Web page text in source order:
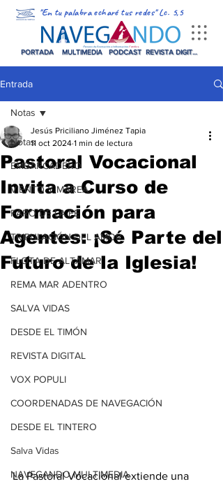
"En tu palabra echaré tus redes" Lc. 5,5
PORTADA MULTIMEDIA PODCAST REVISTA DIGITAL
Entrada
Notas
EMBARCADERO
VIENTO Y MAREA
FARO DE LA FE
TRIPULACIÓN DEL AMOR
FLOTA DE ALTAMAR
REMA MAR ADENTRO
SALVA VIDAS
DESDE EL TIMÓN
REVISTA DIGITAL
VOX POPULI
COORDENADAS DE NAVEGACIÓN
DESDE EL TINTERO
Salva Vidas
NAVEGANDO MULTIMEDIA
Notas
Pastoral Vocacional
Invita a Curso de
Formación para
Agentes: ¡Sé Parte del
Futuro de la Iglesia!
Jesús Priciliano Jiménez Tapia
11 oct 2024 1 min de lectura
La Pastoral Vocacional extiende una